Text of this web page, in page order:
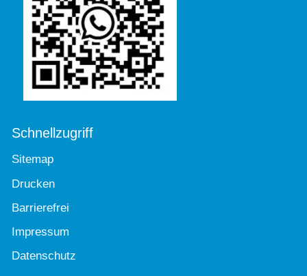
Schnellzugriff
Sitemap
Drucken
Barrierefrei
Impressum
Datenschutz